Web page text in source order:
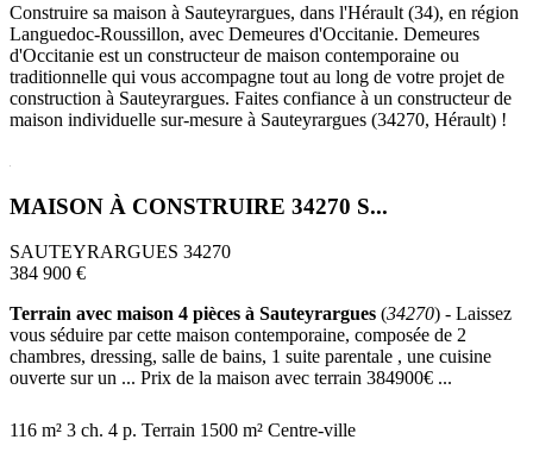
Construire sa maison à Sauteyrargues, dans l'Hérault (34), en région
Languedoc-Roussillon, avec Demeures d'Occitanie. Demeures
d'Occitanie est un constructeur de maison contemporaine ou
traditionnelle qui vous accompagne tout au long de votre projet de
construction à Sauteyrargues. Faites confiance à un constructeur de
maison individuelle sur-mesure à Sauteyrargues (34270, Hérault) !
MAISON À CONSTRUIRE 34270 S...
SAUTEYRARGUES 34270
384 900 €
Terrain avec maison 4 pièces à Sauteyrargues (34270) - Laissez
vous séduire par cette maison contemporaine, composée de 2
chambres, dressing, salle de bains, 1 suite parentale , une cuisine
ouverte sur un ... Prix de la maison avec terrain 384900€ ...
116 m² 3 ch. 4 p. Terrain 1500 m² Centre-ville